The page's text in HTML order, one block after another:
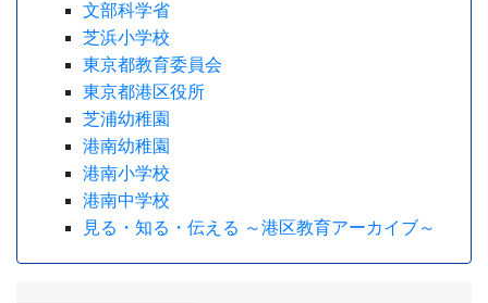
文部科学省
芝浜小学校
東京都教育委員会
東京都港区役所
芝浦幼稚園
港南幼稚園
港南小学校
港南中学校
見る・知る・伝える ～港区教育アーカイブ～